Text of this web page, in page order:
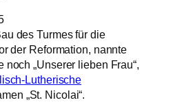
des Turmes für die
der Reformation, nannte
„Unserer lieben Frau“,
Lutherische
„St. Nicolai“.